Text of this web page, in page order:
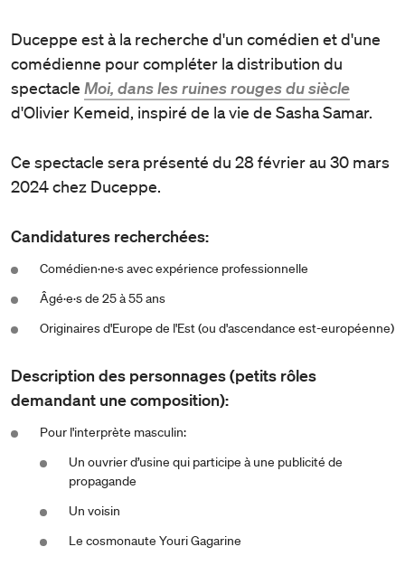
Duceppe est à la recherche d'un comédien et d'une
comédienne pour compléter la distribution du
spectacle Moi, dans les ruines rouges du siècle
d'Olivier Kemeid, inspiré de la vie de Sasha Samar.
Ce spectacle sera présenté du 28 février au 30 mars
2024 chez Duceppe.
Candidatures recherchées:
Comédien·ne·s avec expérience professionnelle
Âgé·e·s de 25 à 55 ans
Originaires d'Europe de l'Est (ou d'ascendance est-européenne)
Description des personnages (petits rôles
demandant une composition):
Pour l'interprète masculin:
Un ouvrier d’usine qui participe à une publicité de
propagande
Un voisin
Le cosmonaute Youri Gagarine